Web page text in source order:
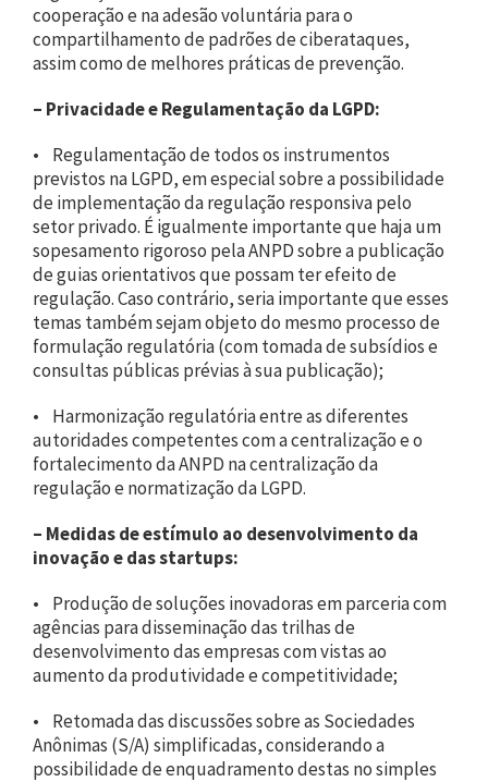
cooperação e na adesão voluntária para o
compartilhamento de padrões de ciberataques,
assim como de melhores práticas de prevenção.
– Privacidade e Regulamentação da LGPD:
• Regulamentação de todos os instrumentos
previstos na LGPD, em especial sobre a possibilidade
de implementação da regulação responsiva pelo
setor privado. É igualmente importante que haja um
sopesamento rigoroso pela ANPD sobre a publicação
de guias orientativos que possam ter efeito de
regulação. Caso contrário, seria importante que esses
temas também sejam objeto do mesmo processo de
formulação regulatória (com tomada de subsídios e
consultas públicas prévias à sua publicação);
• Harmonização regulatória entre as diferentes
autoridades competentes com a centralização e o
fortalecimento da ANPD na centralização da
regulação e normatização da LGPD.
– Medidas de estímulo ao desenvolvimento da
inovação e das startups:
• Produção de soluções inovadoras em parceria com
agências para disseminação das trilhas de
desenvolvimento das empresas com vistas ao
aumento da produtividade e competitividade;
• Retomada das discussões sobre as Sociedades
Anônimas (S/A) simplificadas, considerando a
possibilidade de enquadramento destas no simples